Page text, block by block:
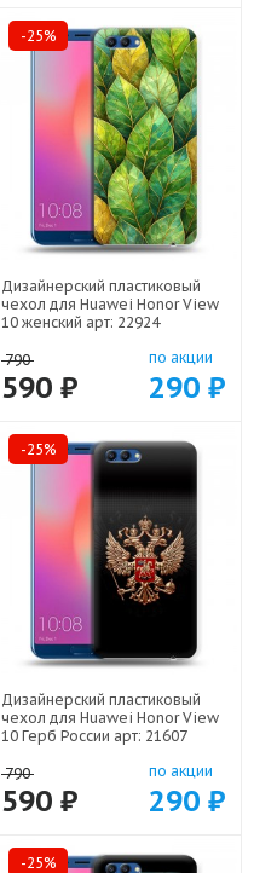
-25%
Дизайнерский пластиковый
чехол для Huawei Honor View
10 женский арт: 22924
790
590 ₽
по акции
290 ₽
-25%
Дизайнерский пластиковый
чехол для Huawei Honor View
10 Герб России арт: 21607
790
590 ₽
по акции
290 ₽
-25%